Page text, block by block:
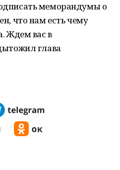
меморандумы о
что нам есть чему
Ждем вас в
глава